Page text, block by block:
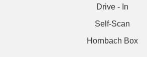
Drive - In
Self-Scan
Hornbach Box